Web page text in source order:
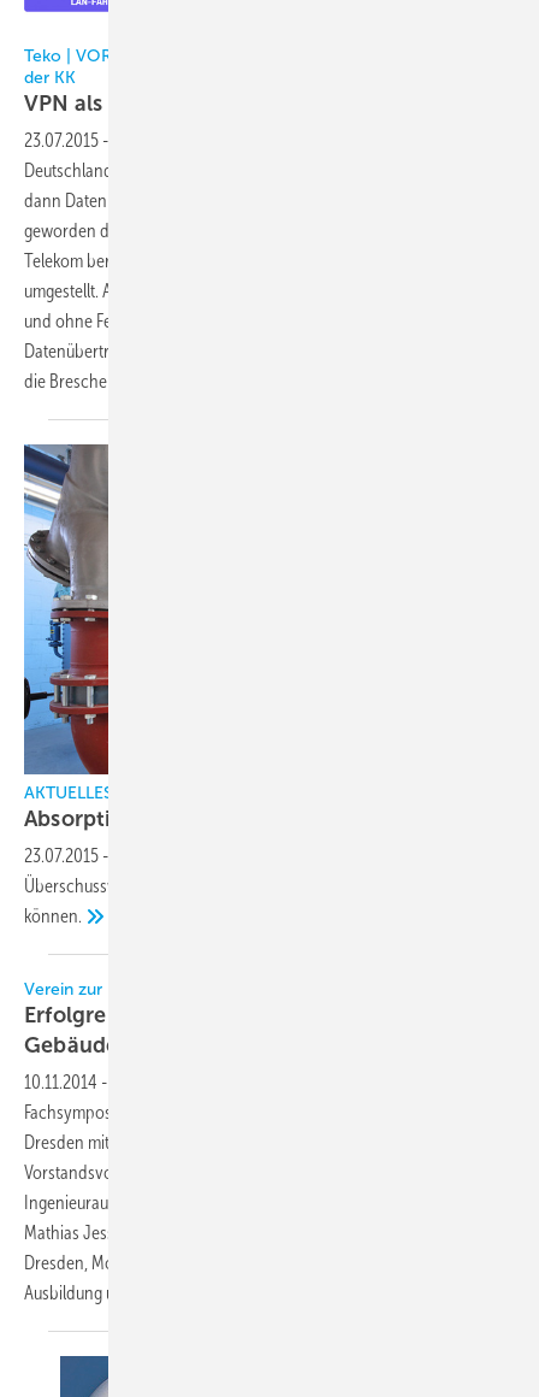
Teko | VORSCHAU: Das lesen Sie in der nächsten Printausgabe
der KK
VPN als Alternative aber
23.07.2015 -
Deutschland auf die IP-Technologie umstellen. In Zukunft werden
dann Daten und Sprache über einen Anschluss verschickt – möglich
geworden durch das Internet-Protokoll (IP). In Deutschland hat die
Telekom bereits über 5 Mio. Anschlüsse auf die neue Technik
umgestellt. Auch für die Betreiber von Kälte- und Gebäudetechnik mit
und ohne Fernüberwachung hat das Aus der klassischen
Datenübertragung gravierende Folgen. Eine VPN-Verbindung kann in
die Bresche
AKTUELLES
Absorptionskältemaschinen als
23.07.2015 -
Überschusswärme und CO
können.
Verein zur Förderung der Ingenieurausbildung Dresden
Erfolgreiches Fachsymposium Alternative
Gebäudeenergiekonzepte
10.11.2014 -
Fachsymposium „Alternative Gebäudeenergiekonzepte“ in der HTW
Dresden mit 84 Teilnehmern statt. Eröffnet wurde es durch den
Vorstandsvorsitzenden des Vereins zur Förderung der
Ingenieurausbildung der Gebäude- und Energietechnik Dresden e. V.,
Mathias Jessen. In ihrem Grußwort verwies die Kanzlerin der HTW
Dresden, Monica Niehus, auf die hohe Wertigkeit der Thematik in die
Ausbildung und Forschungstätigkeit an der